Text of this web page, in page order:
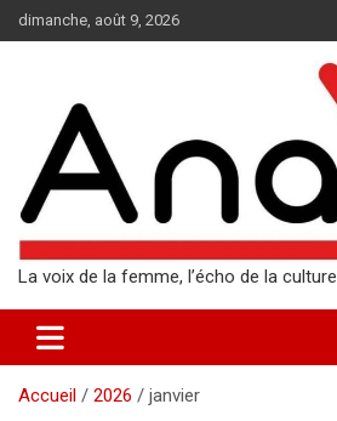
Aller
au
dimanche, août 9, 2026
La voix de la femme, l’écho de la culture
Accueil 2026 janvier